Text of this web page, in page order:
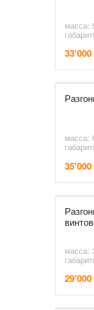
масса:
масса:
масса: